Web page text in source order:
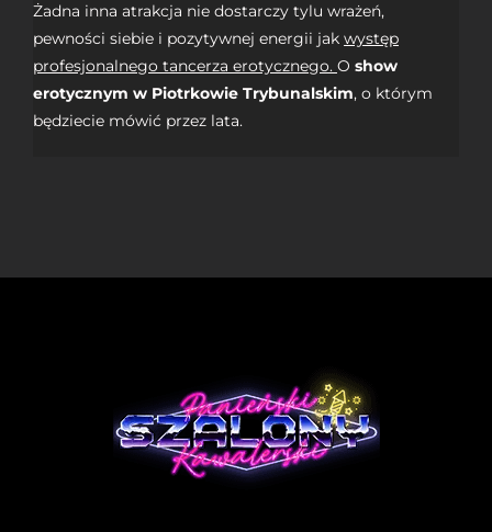
Żadna inna atrakcja nie dostarczy tylu wrażeń,
pewności siebie i pozytywnej energii jak występ
profesjonalnego tancerza erotycznego. O show
erotycznym w Piotrkowie Trybunalskim, o którym
będziecie mówić przez lata.